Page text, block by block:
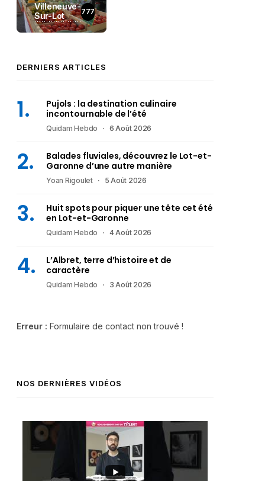
Villeneuve-
Sur-Lot
777
DERNIERS ARTICLES
Pujols : la destination culinaire
incontournable de l’été
Quidam Hebdo 6 Août 2026
Balades fluviales, découvrez le Lot-et-
Garonne d’une autre manière
Yoan Rigoulet 5 Août 2026
Huit spots pour piquer une tête cet été
en Lot-et-Garonne
Quidam Hebdo 4 Août 2026
L’Albret, terre d’histoire et de
caractère
Quidam Hebdo 3 Août 2026
Erreur : Formulaire de contact non trouvé !
NOS DERNIÈRES VIDÉOS